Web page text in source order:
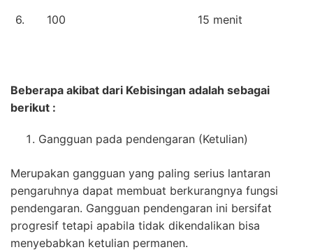
6.
100 15 menit
Beberapa akibat dari Kebisingan adalah sebagai
berikut :
Gangguan pada pendengaran (Ketulian)
Merupakan gangguan yang paling serius lantaran
pengaruhnya dapat membuat berkurangnya fungsi
pendengaran. Gangguan pendengaran ini bersifat
progresif tetapi apabila tidak dikendalikan bisa
menyebabkan ketulian permanen.